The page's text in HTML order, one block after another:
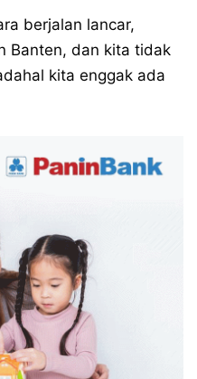
berjalan lancar,
Banten, dan kita tidak
kita enggak ada